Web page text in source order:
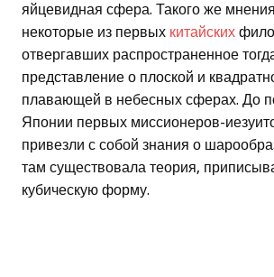
яйцевидная сфера. Такого же
некоторые из первых китайских
отвергавших распространенное
представление о плоской и
плавающей в небесных сферах. До
Японии первых миссионеров-
привезли с собой знания о
там существовала теория,
кубическую форму.